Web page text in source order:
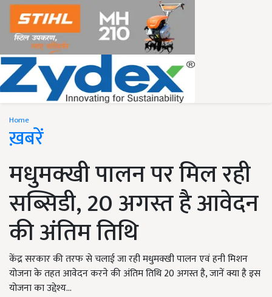
Home
ख़बरें
मधुमक्खी पालन पर मिल रही
सब्सिडी, 20 अगस्त है आवेदन
की अंतिम तिथि
केंद्र सरकार की तरफ से चलाई जा रही मधुमक्खी पालन एवं हनी मिशन
योजना के तहत आवेदन करने की अंतिम तिथि 20 अगस्त है, जानें क्या है इस
योजना का उद्देश्य…